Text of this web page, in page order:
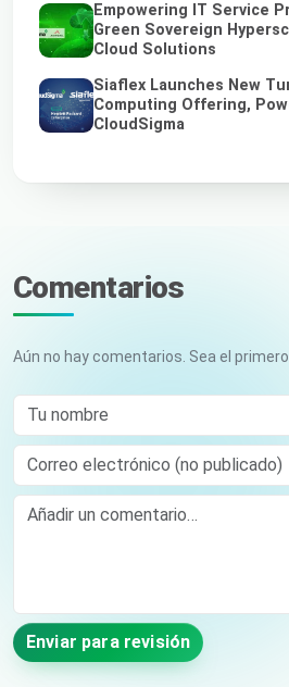
Empowering IT Service
Green Sovereign
Cloud Solutions
Siaflex Launches New
Computing Offering,
CloudSigma
Comentarios
Aún no hay comentarios. Sea el
Tu nombre
Correo electrónico (no publicado)
Comment
Enviar para revisión